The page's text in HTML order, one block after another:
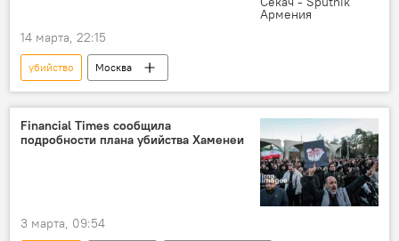
14 марта, 22:15
убийство Москва
Financial Times сообщила
подробности плана убийства Хаменеи
3 марта, 09:54